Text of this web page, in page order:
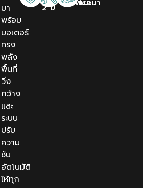
มา
พร้อม
มอเตอร์
ทรง
พลัง
พื้นที่
วิ่ง
กว้าง
และ
ระบบ
ปรับ
ความ
ชัน
อัตโนมัติ
ให้ทุก
2 ปี Service
แนะนำ